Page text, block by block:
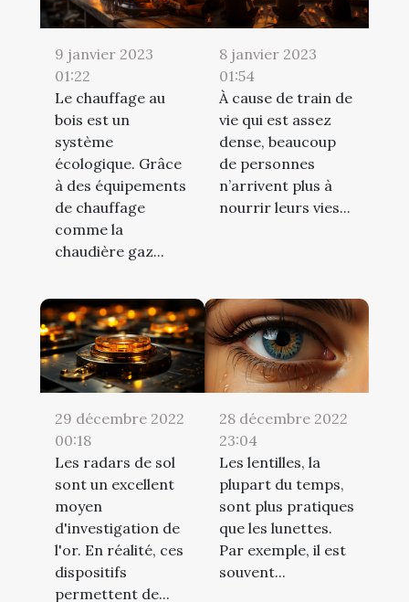
9 janvier 2023
01:22
Le chauffage au
bois est un
système
écologique. Grâce
à des équipements
de chauffage
comme la
chaudière gaz...
8 janvier 2023
01:54
À cause de train de
vie qui est assez
dense, beaucoup
de personnes
n’arrivent plus à
nourrir leurs vies...
29 décembre 2022
00:18
Les radars de sol
sont un excellent
moyen
d'investigation de
l'or. En réalité, ces
dispositifs
permettent de...
28 décembre 2022
23:04
Les lentilles, la
plupart du temps,
sont plus pratiques
que les lunettes.
Par exemple, il est
souvent...